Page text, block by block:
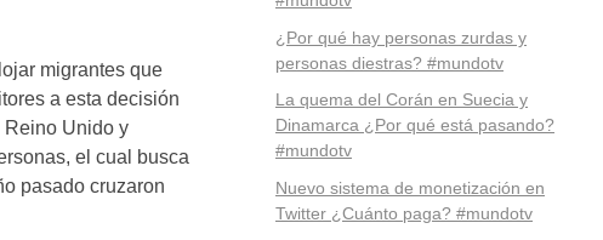
migrantes que
a esta decisión
Reino Unido y
el cual busca
pasado cruzaron
¿Por qué hay personas zurdas y
personas diestras? #mundotv
La quema del Corán en Suecia y
Dinamarca ¿Por qué está pasando?
#mundotv
Nuevo sistema de monetización en
Twitter ¿Cuánto paga? #mundotv